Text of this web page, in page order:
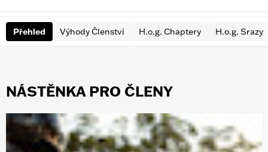
Přehled Výhody Členství H.o.g. Chaptery H.o.g. Srazy
NÁSTĚNKA PRO ČLENY